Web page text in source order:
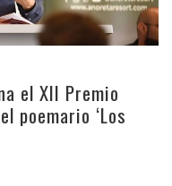
el XII Premio
poemario ‘Los